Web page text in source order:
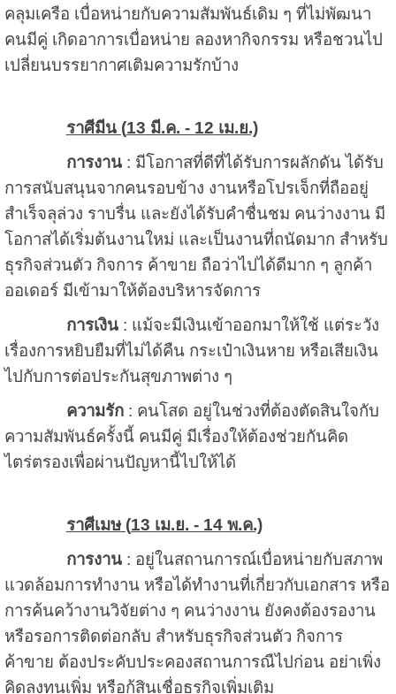
คลุมเครือ เบื่อหน่ายกับความสัมพันธ์เดิม ๆ ที่ไม่พัฒนา
คนมีคู่ เกิดอาการเบื่อหน่าย ลองหากิจกรรม หรือชวนไป
เปลี่ยนบรรยากาศเติมความรักบ้าง
ราศีมีน (13 มี.ค. - 12 เม.ย.)
การงาน: มีโอกาสที่ดีที่ได้รับการผลักดัน ได้รับ
การสนับสนุนจากคนรอบข้าง งานหรือโปรเจ็กที่ถืออยู่
สำเร็จลุล่วง ราบรื่น และยังได้รับคำชื่นชม คนว่างงาน มี
โอกาสได้เริ่มต้นงานใหม่ และเป็นงานที่ถนัดมาก สำหรับ
ธุรกิจส่วนตัว กิจการ ค้าขาย ถือว่าไปได้ดีมาก ๆ ลูกค้า
ออเดอร์ มีเข้ามาให้ต้องบริหารจัดการ
การเงิน: แม้จะมีเงินเข้าออกมาให้ใช้ แต่ระวัง
เรื่องการหยิบยืมที่ไม่ได้คืน กระเป๋าเงินหาย หรือเสียเงิน
ไปกับการต่อประกันสุขภาพต่าง ๆ
ความรัก: คนโสด อยู่ในช่วงที่ต้องตัดสินใจกับ
ความสัมพันธ์ครั้งนี้ คนมีคู่ มีเรื่องให้ต้องช่วยกันคิด
ไตร่ตรองเพื่อผ่านปัญหานี้ไปให้ได้
ราศีเมษ (13 เม.ย. - 14พ.ค.)
การงาน: อยู่ในสถานการณ์เบื่อหน่ายกับสภาพ
แวดล้อมการทำงาน หรือได้ทำงานที่เกี่ยวกับเอกสาร หรือ
การค้นคว้างานวิจัยต่าง ๆ คนว่างงาน ยังคงต้องรองาน
หรือรอการติดต่อกลับ สำหรับธุรกิจส่วนตัว กิจการ
ค้าขาย ต้องประคับประคองสถานการณืไปก่อน อย่าเพิ่ง
คิดลงทุนเพิ่ม หรือกู้สินเชื่อธุรกิจเพิ่มเติม